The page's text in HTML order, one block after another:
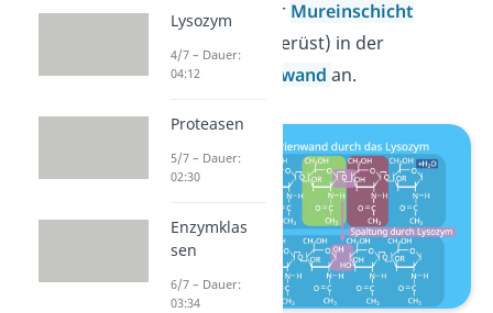
Zuckerketten der Mureinschicht
(Peptidoglucangerüst) in der
bakteriellen Zellwand an.
Lysozym
4/7 – Dauer:
04:12
Proteasen
5/7 – Dauer:
02:30
Enzymklas
sen
6/7 – Dauer:
03:34